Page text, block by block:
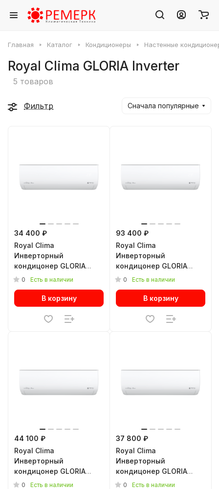
Главная Каталог Кондиционеры Настенные
Royal Clima GLORIA Inverter
5 товаров
Фильтр Сначала популярные
34 400 ₽
Royal Clima
Инверторный
кондицонер GLORIA
INVERTER UPGRADE RCI-
0 Есть в наличии
В корзину
93 400 ₽
Royal Clima
Инверторный
кондицонер GLORIA
INVERTER UPGRADE RCI-
0 Есть в наличии
В корзину
44 100 ₽
Royal Clima
Инверторный
кондицонер GLORIA
INVERTER UPGRADE RCI-
0 Есть в наличии
37 800 ₽
Royal Clima
Инверторный
кондицонер GLORIA
INVERTER UPGRADE RCI-
0 Есть в наличии